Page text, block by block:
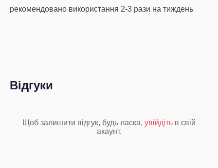
рекомендовано використання 2-3 рази на тиждень
Відгуки
Щоб залишити відгук, будь ласка, увійдіть в свій
акаунт.